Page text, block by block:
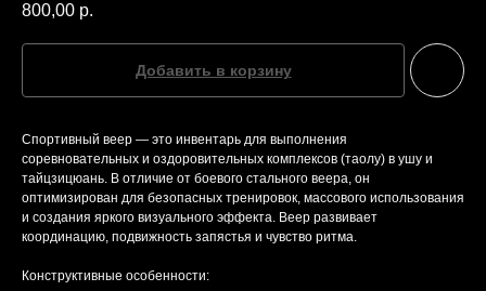
800,00 р.
Добавить в корзину
Спортивный веер — это инвентарь для выполнения
соревновательных и оздоровительных комплексов (таолу) в ушу и
тайцзицюань. В отличие от боевого стального веера, он
оптимизирован для безопасных тренировок, массового использования
и создания яркого визуального эффекта. Веер развивает
координацию, подвижность запястья и чувство ритма.
Конструктивные особенности: